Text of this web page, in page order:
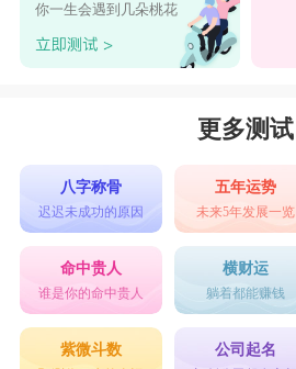
你一生会遇到几朵桃花
更多测试
八字称骨
迟迟未成功的原因
五年运势
未来5年发展一览
命中贵人
谁是你的命中贵人
横财运
躺着都能赚钱
紫微斗数 公司起名